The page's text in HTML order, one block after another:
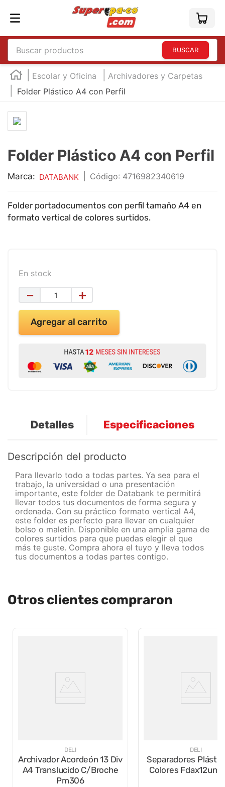
Buscar productos
Escolar y Oficina
Archivadores y Carpetas
Folder Plástico A4 con Perfil
Folder Plástico A4 con Perfil
Marca: DATABANK : 4716982340619
Folder portadocumentos con perfil tamaño A4 en
formato vertical de colores surtidos.
En stock
＋
－
Agregar al carrito
Detalles Especificaciones
Descripción del producto
Para llevarlo todo a todas partes. Ya sea para el
trabajo, la universidad o una presentación
importante, este folder de Databank te permitirá
llevar todos tus documentos de forma segura y
ordenada. Con su práctico formato vertical A4,
este folder es perfecto para llevar en cualquier
bolso o maletín. Disponible en una amplia gama de
colores surtidos para que puedas elegir el que
más te guste. Compra ahora el tuyo y lleva todos
tus documentos a todas partes contigo.
Otros clientes compraron
DELI
Archivador Acordeón 13 Div
A4 Translucido C/Broche
Pm306
DELI
Separadores
Colores Fdax12un
TÉRMINOS MÁS BUSCADOS
1.
england
2.
marcador e300
3
5.
mouse
6.
marcadores
7.
audifonos
8.
teclado